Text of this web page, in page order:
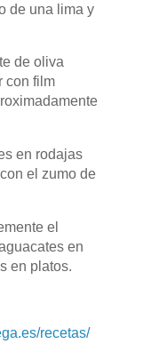
de una lima y
de oliva
con film
en rodajas
el zumo de
el
en
en platos.
recetas/